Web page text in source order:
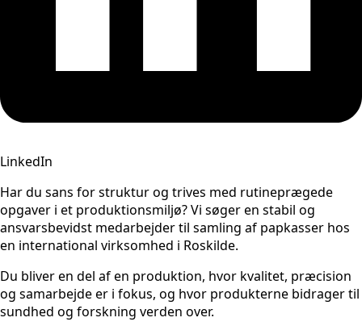
LinkedIn
Har du sans for struktur og trives med rutineprægede
opgaver i et produktionsmiljø? Vi søger en stabil og
ansvarsbevidst medarbejder til samling af papkasser hos
en international virksomhed i Roskilde.
Du bliver en del af en produktion, hvor kvalitet, præcision
og samarbejde er i fokus, og hvor produkterne bidrager til
sundhed og forskning verden over.